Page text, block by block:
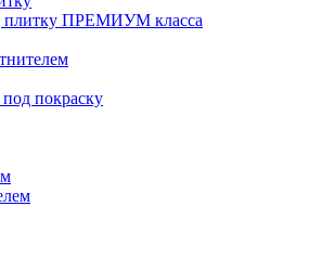
ПРЕМИУМ класса
покраску